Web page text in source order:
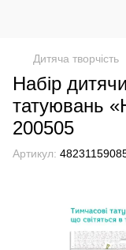
Дитяча творчість
Набір
татуювань
200505
Артикул: